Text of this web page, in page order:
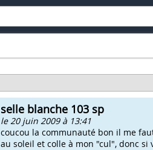
selle blanche 103 sp
le 20 juin 2009 à 13:41
coucou la communauté bon il me
au soleil et colle à mon "cul", donc si